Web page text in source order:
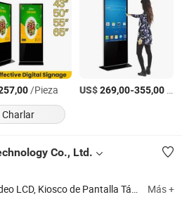
/Pieza US$269,00-355,00
Charlar
Co., Ltd.
Cartelera Digital, Pared de Video LCD, Kiosco de Pantalla Táctil, Monitor de Pantalla Táctil, Pizarra Interactiva, Reproductor de Publicidad LCD, Reproductor Multimedia, Cartelera Digital Interior, Cartelera Digital Exterior Más +